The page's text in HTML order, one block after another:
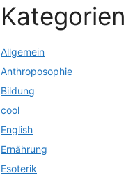
Kategorien
Allgemein
Anthroposophie
Bildung
cool
English
Ernährung
Esoterik